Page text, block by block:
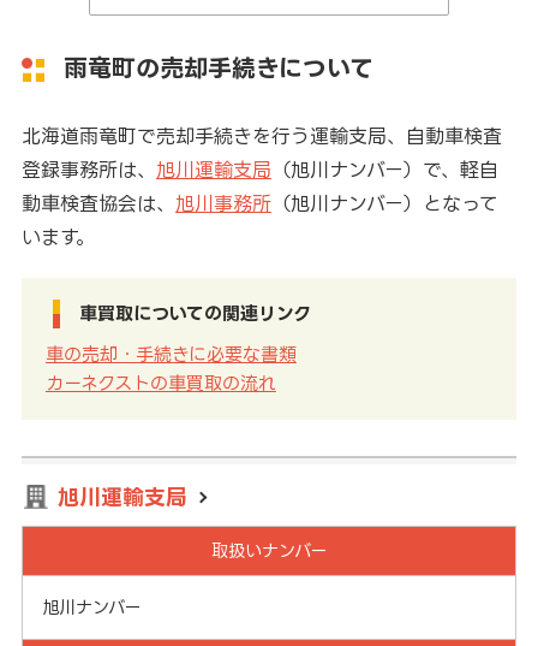
雨竜町の売却手続きについて
北海道雨竜町で売却手続きを行う運輸支局、自動車検査
登録事務所は、 旭川運輸支局 （旭川ナンバー）で、軽自
動車検査協会は、 旭川事務所（旭川ナンバー）となって
います。
車買取についての関連リンク
車の売却・手続きに必要な書類
カーネクストの車買取の流れ
旭川運輸支局
取扱いナンバー
旭川ナンバー